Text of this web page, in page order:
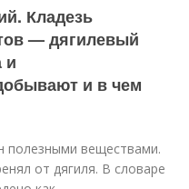
Кладезь
— дягилевый
и
и в чем
полезными веществами.
от дягиля. В словаре